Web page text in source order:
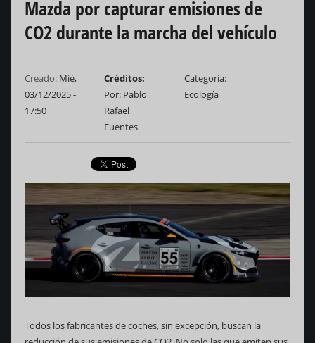
Mazda por capturar emisiones de
CO2 durante la marcha del vehículo
Creado: Mié,
03/12/2025 -
17:50
Créditos
Por: Pablo
Rafael
Fuentes
Categoría
Ecología
Todos los fabricantes de coches, sin excepción, buscan la